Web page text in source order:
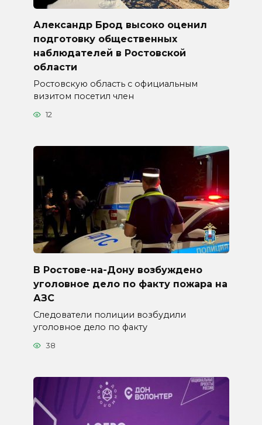
Александр Брод высоко оценил
подготовку общественных
наблюдателей в Ростовской
области
Ростовскую область с официальным
визитом посетил член
12
В Ростове-на-Дону возбуждено
уголовное дело по факту пожара на
АЗС
Следователи полиции возбудили
уголовное дело по факту
38